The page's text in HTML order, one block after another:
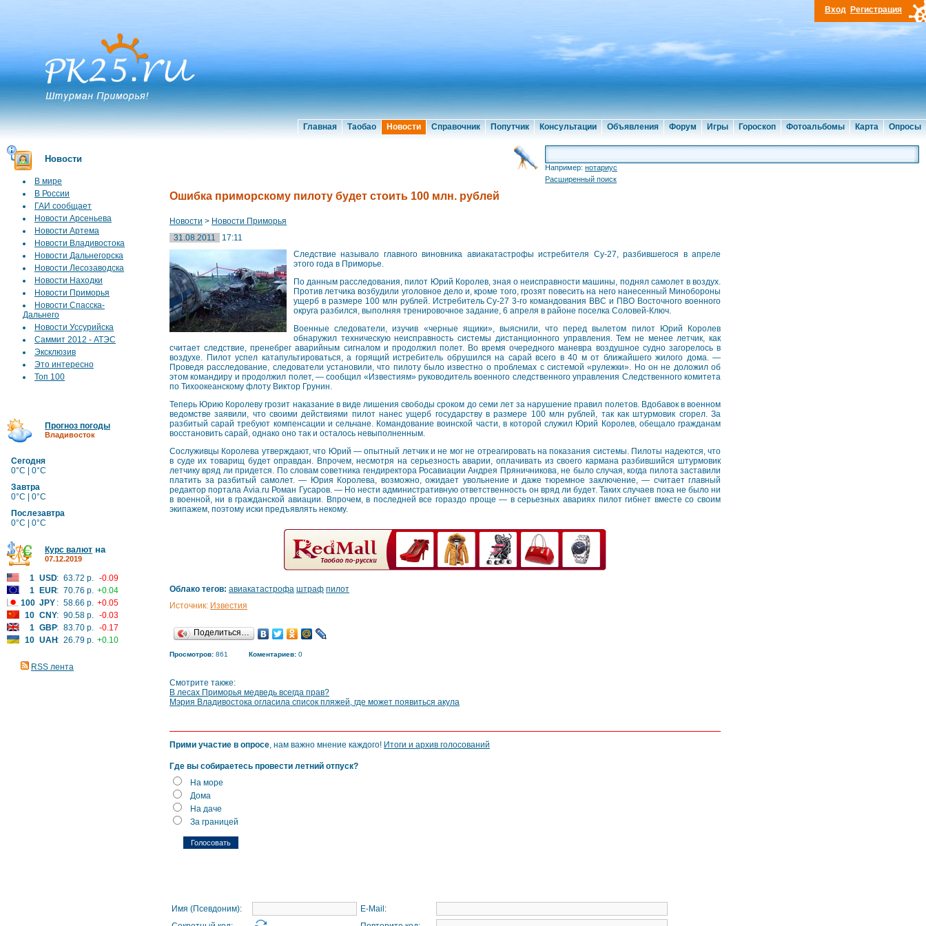
Главная Таобао Новости Справочник Попутчик Консультации Объявления Форум Игры Гороскоп Фотоальбомы Карта Опросы
Вход Регистрация
Новости
В мире
В России
ГАИ сообщает
Новости Арсеньева
Новости Артема
Новости Владивостока
Новости Дальнегорска
Новости Лесозаводска
Новости Находки
Новости Приморья
Новости Спасска-
Дальнего
Новости Уссурийска
Саммит 2012 - АТЭС
Эксклюзив
Это интересно
Топ 100
Прогноз погоды
Владивосток
Сегодня
0°C | 0°C
Завтра
0°C | 0°C
Послезавтра
0°C | 0°C
Курс валют на
07.12.2019
1 USD: 63.72 р. -0.09
1
EUR: 70.76 р. +0.04
100 JPY : 58.66 р. +0.05
10 CNY: 90.58 р. -0.03
1 GBP: 83.70 р. -0.17
10 UAH: 26.79 р. +0.10
RSS лента
Например: нотариус
Расширенный поиск
Ошибка приморскому пилоту будет стоить 100 млн. рублей
Новости > Новости Приморья
31.08.2011
17:11
Следствие называло главного виновника авиакатастрофы истребителя Су-27, разбившегося в апреле
этого года в Приморье.
По данным расследования, пилот Юрий Королев, зная о неисправности машины, поднял самолет в воздух.
Против летчика возбудили уголовное дело и, кроме того, грозят повесить на него нанесенный Минобороны
ущерб в размере 100 млн рублей. Истребитель Су-27 3-го командования ВВС и ПВО Восточного военного
округа разбился, выполняя тренировочное задание, 6 апреля в районе поселка Соловей-Ключ.
Военные следователи, изучив «черные ящики», выяснили, что перед вылетом пилот Юрий Королев
обнаружил техническую неисправность системы дистанционного управления. Тем не менее летчик, как
считает следствие, пренебрег аварийным сигналом и продолжил полет. Во время очередного маневра воздушное судно загорелось в
воздухе. Пилот успел катапультироваться, а горящий истребитель обрушился на сарай всего в 40 м от ближайшего жилого дома. —
Проведя расследование, следователи установили, что пилоту было известно о проблемах с системой «рулежки». Но он не доложил об
этом командиру и продолжил полет, — сообщил «Известиям» руководитель военного следственного управления Следственного комитета
по Тихоокеанскому флоту Виктор Грунин.
Теперь Юрию Королеву грозит наказание в виде лишения свободы сроком до семи лет за нарушение правил полетов. Вдобавок в военном
ведомстве заявили, что своими действиями пилот нанес ущерб государству в размере 100 млн рублей, так как штурмовик сгорел. За
разбитый сарай требуют компенсации и сельчане. Командование воинской части, в которой служил Юрий Королев, обещало гражданам
восстановить сарай, однако оно так и осталось невыполненным.
Сослуживцы Королева утверждают, что Юрий — опытный летчик и не мог не отреагировать на показания системы. Пилоты надеются, что
в суде их товарищ будет оправдан. Впрочем, несмотря на серьезность аварии, оплачивать из своего кармана разбившийся штурмовик
летчику вряд ли придется. По словам советника гендиректора Росавиации Андрея Пряничникова, не было случая, когда пилота заставили
платить за разбитый самолет. — Юрия Королева, возможно, ожидает увольнение и даже тюремное заключение, — считает главный
редактор портала Avia.ru Роман Гусаров. — Но нести административную ответственность он вряд ли будет. Таких случаев пока не было ни
в военной, ни в гражданской авиации. Впрочем, в последней все гораздо проще — в серьезных авариях пилот гибнет вместе со своим
экипажем, поэтому иски предъявлять некому.
Облако тегов: авиакатастрофа штраф пилот
Источник: Известия
Поделиться…
Просмотров: 861 Коментариев: 0
Смотрите также:
В лесах Приморья медведь всегда прав?
Мэрия Владивостока огласила список пляжей, где может появиться акула
Прими участие в опросе, нам важно мнение каждого! Итоги и архив голосований
Где вы собираетесь провести летний отпуск?
На море
Дома
На даче
За границей
Имя (Псевдоним):
E-Mail: